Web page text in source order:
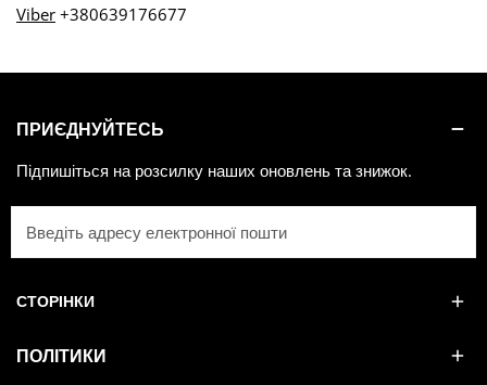
Viber +380639176677
ПРИЄДНУЙТЕСЬ
Підпишіться на розсилку наших оновлень та знижок.
пошта
СТОРІНКИ
ПОЛІТИКИ